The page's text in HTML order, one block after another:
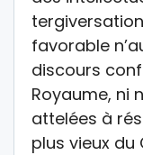
favorable
discours
Royaume, ni
attelées à
plus vieux du